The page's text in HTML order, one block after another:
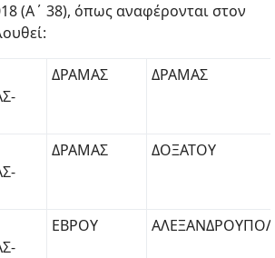
(Α΄ 38), όπως αναφέρονται στον
ΔΡΑΜΑΣ ΔΡΑΜΑΣ
ΔΡΑΜΑΣ ΔΟΞΑΤΟΥ
ΕΒΡΟΥ